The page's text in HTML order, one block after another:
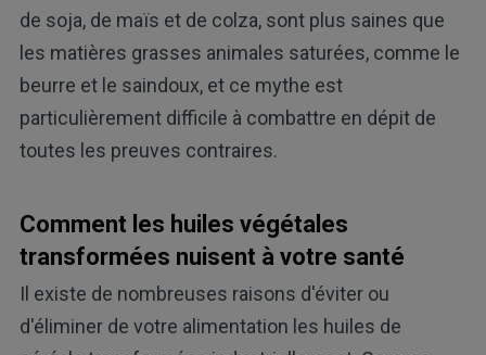
de soja, de maïs et de colza, sont plus saines que
les matières grasses animales saturées, comme le
beurre et le saindoux, et ce mythe est
particulièrement difficile à combattre en dépit de
toutes les preuves contraires.
Comment les huiles végétales
transformées nuisent à votre santé
Il existe de nombreuses raisons d'éviter ou
d'éliminer de votre alimentation les huiles de